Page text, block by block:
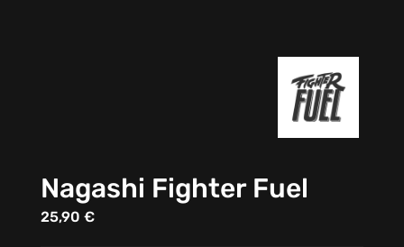
Nagashi Fighter Fuel
25,90 €